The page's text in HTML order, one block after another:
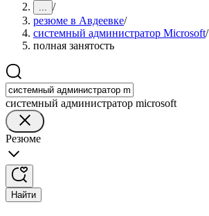
... /
резюме в Авдеевке/
системный администратор Microsoft/
полная занятость
системный администратор microsoft
Резюме
Найти